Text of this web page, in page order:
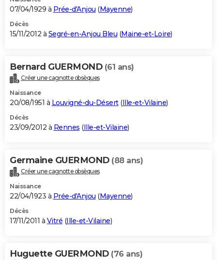
07/04/1929 à Prée-d'Anjou (Mayenne)
Décès
15/11/2012 à Segré-en-Anjou Bleu (Maine-et-Loire)
Bernard GUERMOND (61 ans)
Créer une cagnotte obsèques
Naissance
20/08/1951 à Louvigné-du-Désert(Ille-et-Vilaine)
Décès
23/09/2012 à Rennes (Ille-et-Vilaine)
Germaine GUERMOND (88 ans)
Créer une cagnotte obsèques
Naissance
22/04/1923 à Prée-d'Anjou (Mayenne)
Décès
17/11/2011 à Vitré (Ille-et-Vilaine)
Huguette GUERMOND (76 ans)